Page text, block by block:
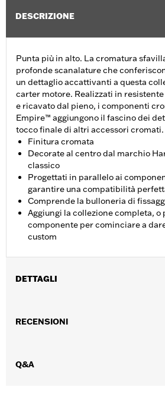
DESCRIZIONE
Punta più in alto. La cromatura
profonde scanalature che
un dettaglio accattivanti a questa
carter motore. Realizzati in
e ricavato dal pieno, i componenti
Empire™ aggiungono il fascino dei
tocco finale di altri accessori cromati.
Finitura cromata
Decorate al centro dal marchio
classico
Progettati in parallelo ai
garantire una compatibilità
Comprende la bulloneria di
Aggiungi la collezione completa, o
componente per cominciare a
custom
DETTAGLI
dal '25 in poi) e Trike e modelli
Istruzioni di installazione
RECENSIONI
Q&A